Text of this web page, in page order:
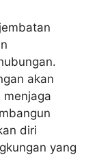
akan
menjaga
diri
yang